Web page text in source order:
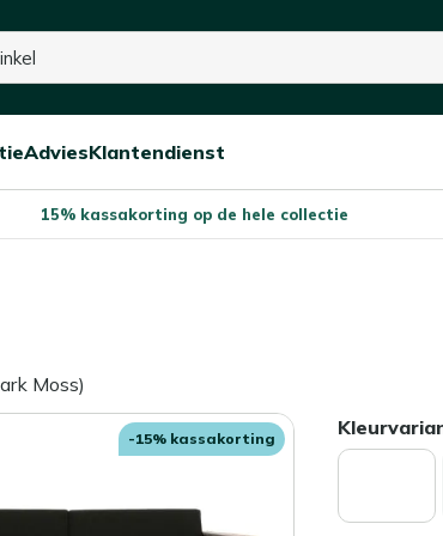
sluitOpen/sluit
Advies
Open/sluit
Klantendienst
15% kassakorting op de hele collectie
Moss)
-15% kassakorting